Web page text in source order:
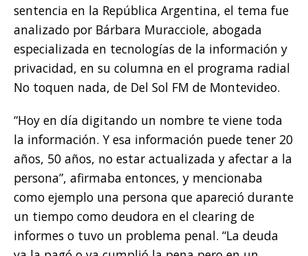
sentencia en la República Argentina, el tema fue
analizado por Bárbara Muracciole, abogada
especializada en tecnologías de la información y
privacidad, en su columna en el programa radial
No toquen nada, de Del Sol FM de Montevideo.
“Hoy en día digitando un nombre te viene toda
la información. Y esa información puede tener 20
años, 50 años, no estar actualizada y afectar a la
persona”, afirmaba entonces, y mencionaba
como ejemplo una persona que apareció durante
un tiempo como deudora en el clearing de
informes o tuvo un problema penal. “La deuda